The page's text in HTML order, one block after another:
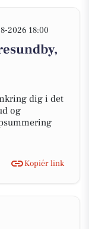
2026 18:00
dig i det
og
Kopiér link